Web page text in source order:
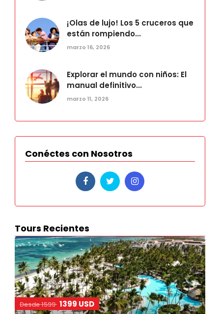
¡Olas de lujo! Los 5 cruceros que
están rompiendo...
marzo 16, 2026
Explorar el mundo con niños: El
manual definitivo...
marzo 11, 2026
Conéctes con Nosotros
Tours Recientes
Desde 1599 1399 USD